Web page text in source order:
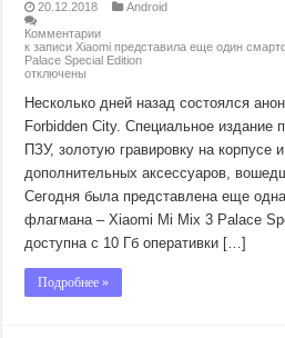
20.12.2018
Android
Комментарии
к записи Xiaomi представила еще один
Palace Special Edition
отключены
Несколько дней назад состоялся
Forbidden City. Специальное издание
ПЗУ, золотую гравировку на корпусе
дополнительных аксессуаров,
Сегодня была представлена еще
флагмана – Xiaomi Mi Mix 3 Palace
доступна с 10 Гб оперативки […]
Подробнее »